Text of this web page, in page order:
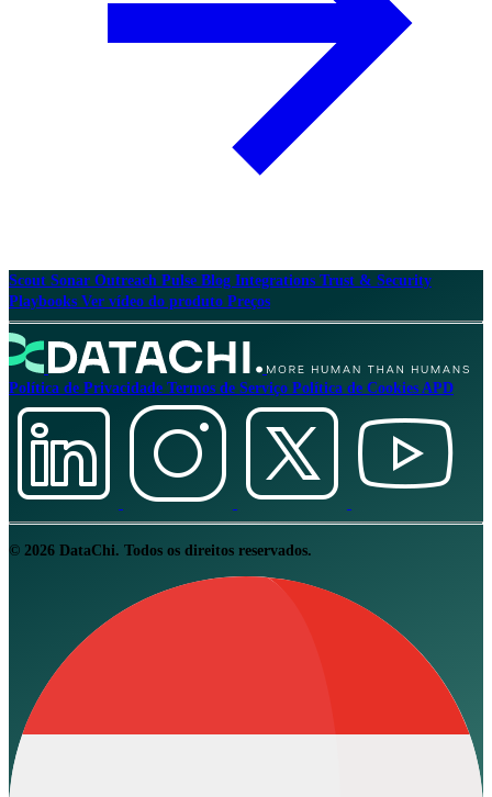
Scout Sonar Outreach Pulse Blog Integrations Trust & Security
Playbooks Ver vídeo do produto Preços
Política de Privacidade Termos de Serviço Política de Cookies APD
© 2026 DataChi. Todos os direitos reservados.